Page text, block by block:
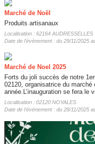
Marché de Noël
Produits artisanaux
Localisation : 62164 AUDRESSELLES
Date de l'évènement : du 29/11/2025
Marché de Noel 2025
Forts du joli succès de notre
02120, organisatrice du marché
année.L’inauguration se fera le
Localisation : 02120 NOYALES
Date de l'évènement : du 28/11/2025